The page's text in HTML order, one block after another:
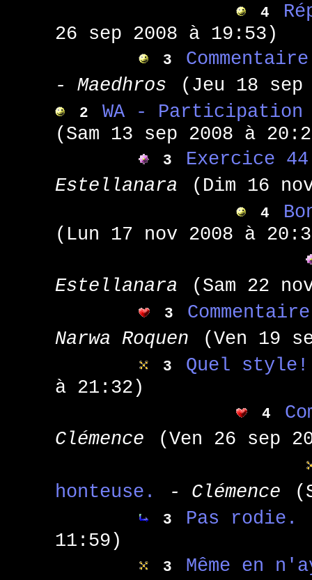
4
26 sep 2008 à 19:53)
3
- Maedhros
(Jeu 18
2
WA - Participation
(Sam 13 sep 2008 à
3
Exercice 44
Estellanara
(Dim 16
4
(Lun 17 nov 2008 à
Estellanara (Sam 22
3
Narwa Roquen
(Ven 19
3
Quel style!
à 21:32)
4
Clémence
(Ven 26 sep
honteuse. - Clémence
3 Pas rodie.
11:59)
3 Même en